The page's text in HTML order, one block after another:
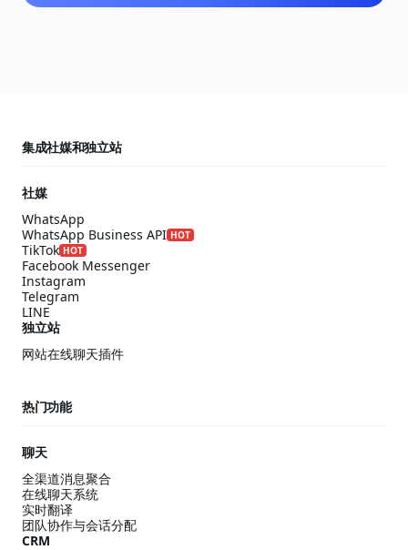
集成社媒和独立站
社媒
WhatsApp
WhatsApp Business API HOT
TikTok HOT
Facebook Messenger
Instagram
Telegram
LINE
独立站
网站在线聊天插件
热门功能
聊天
全渠道消息聚合
在线聊天系统
实时翻译
团队协作与会话分配
CRM